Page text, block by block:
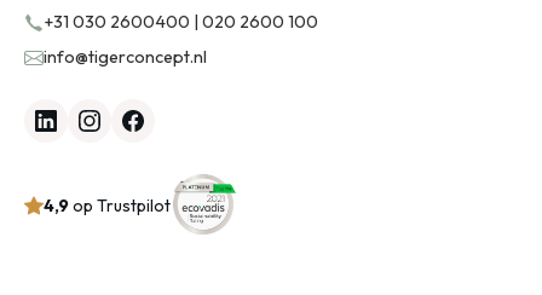
+31 030 2600400 | 020 2600 100
info@tigerconcept.nl
4,9op Trustpilot